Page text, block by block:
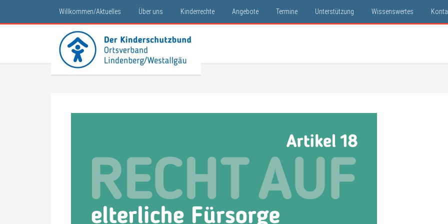
Willkommen/Aktuelles Über uns Kinderrechte Angebote Termine Unterstützung Wissenswertes